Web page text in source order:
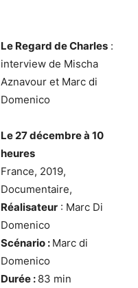
Le Regard de Charles :
interview de Mischa
Aznavour et Marc di
Domenico
Le 27 décembre à 10
heures
France, 2019,
Documentaire,
Réalisateur : Marc Di
Domenico
Scénario : Marc di
Domenico
Durée : 83 min